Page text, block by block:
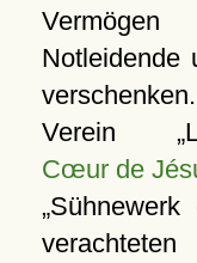
Notleidende
Verein
Cœur de
Sühnewerk